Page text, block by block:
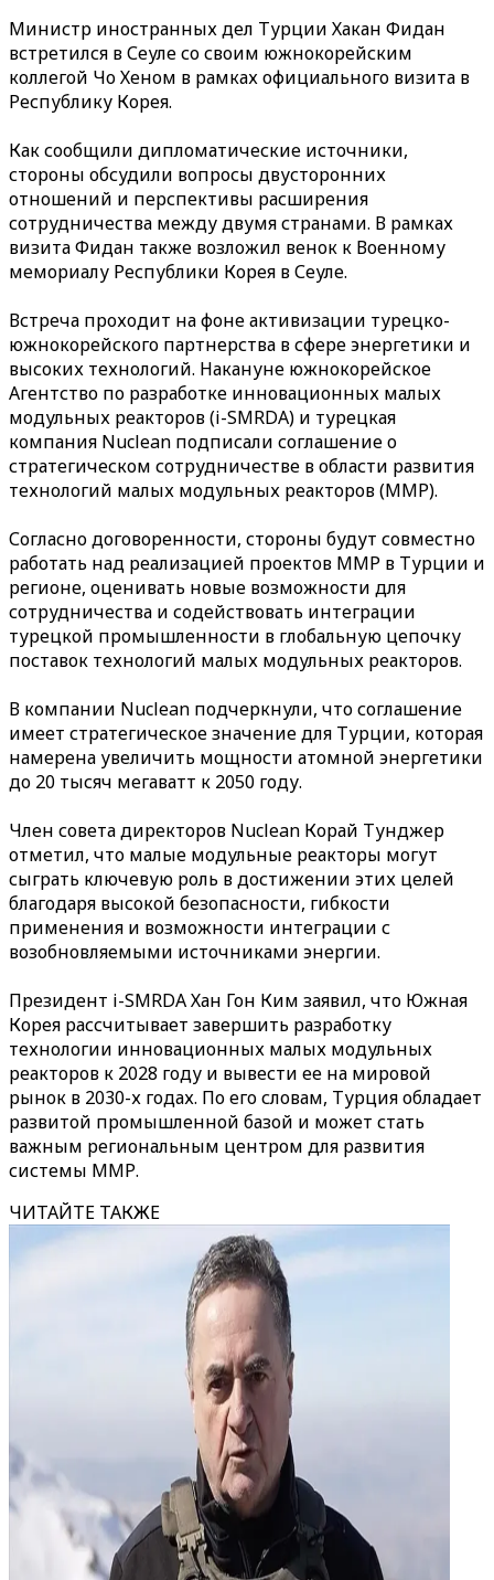
Министр иностранных дел Турции Хакан Фидан
встретился в Сеуле со своим южнокорейским
коллегой Чо Хеном в рамках официального визита в
Республику Корея.
Как сообщили дипломатические источники,
стороны обсудили вопросы двусторонних
отношений и перспективы расширения
сотрудничества между двумя странами. В рамках
визита Фидан также возложил венок к Военному
мемориалу Республики Корея в Сеуле.
Встреча проходит на фоне активизации турецко-
южнокорейского партнерства в сфере энергетики и
высоких технологий. Накануне южнокорейское
Агентство по разработке инновационных малых
модульных реакторов (i-SMRDA) и турецкая
компания Nuclean подписали соглашение о
стратегическом сотрудничестве в области развития
технологий малых модульных реакторов (ММР).
Согласно договоренности, стороны будут совместно
работать над реализацией проектов ММР в Турции и
регионе, оценивать новые возможности для
сотрудничества и содействовать интеграции
турецкой промышленности в глобальную цепочку
поставок технологий малых модульных реакторов.
В компании Nuclean подчеркнули, что соглашение
имеет стратегическое значение для Турции, которая
намерена увеличить мощности атомной энергетики
до 20 тысяч мегаватт к 2050 году.
Член совета директоров Nuclean Корай Тунджер
отметил, что малые модульные реакторы могут
сыграть ключевую роль в достижении этих целей
благодаря высокой безопасности, гибкости
применения и возможности интеграции с
возобновляемыми источниками энергии.
Президент i-SMRDA Хан Гон Ким заявил, что Южная
Корея рассчитывает завершить разработку
технологии инновационных малых модульных
реакторов к 2028 году и вывести ее на мировой
рынок в 2030-х годах. По его словам, Турция обладает
развитой промышленной базой и может стать
важным региональным центром для развития
системы ММР.
ЧИТАЙТЕ ТАКЖЕ